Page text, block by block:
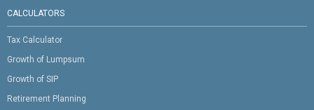
CALCULATORS
Tax Calculator
Growth of Lumpsum
Growth of SIP
Retirement Planning